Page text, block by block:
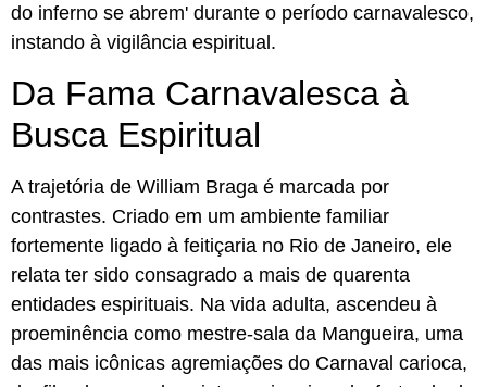
do inferno se abrem' durante o período carnavalesco,
instando à vigilância espiritual.
Da Fama Carnavalesca à
Busca Espiritual
A trajetória de William Braga é marcada por
contrastes. Criado em um ambiente familiar
fortemente ligado à feitiçaria no Rio de Janeiro, ele
relata ter sido consagrado a mais de quarenta
entidades espirituais. Na vida adulta, ascendeu à
proeminência como mestre-sala da Mangueira, uma
das mais icônicas agremiações do Carnaval carioca,